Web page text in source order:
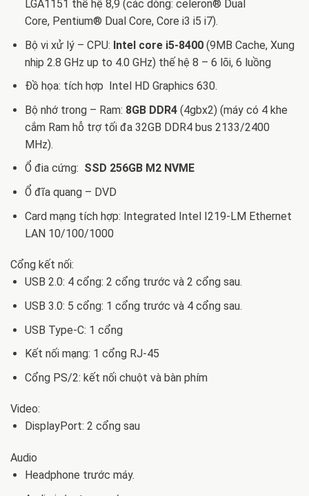
LGA1151 thế hệ 8,9 (các dòng: celeron® Dual
Core, Pentium® Dual Core, Core i3 i5 i7).
Bộ vi xử lý – CPU: Intel core i5-8400 (9MB Cache, Xung
nhịp 2.8 GHz up to 4.0 GHz) thế hệ 8 – 6 lõi, 6 luồng
Đồ họa: tích hợp Intel HD Graphics 630.
Bộ nhớ trong – Ram: 8GB DDR4 (4gbx2) (máy có 4 khe
cắm Ram hỗ trợ tối đa 32GB DDR4 bus 2133/2400
MHz).
Ổ đia cứng: SSD 256GB M2 NVME
Ổ đĩa quang – DVD
Card mạng tích hợp: Integrated Intel I219-LM Ethernet
LAN 10/100/1000
Cổng kết nối:
USB 2.0: 4 cổng: 2 cổng trước và 2 cổng sau.
USB 3.0: 5 cổng: 1 cổng trước và 4 cổng sau.
USB Type-C: 1 cổng
Kết nối mạng: 1 cổng RJ-45
Cổng PS/2: kết nối chuột và bàn phím
Video:
DisplayPort: 2 cổng sau
Audio
Headphone trước máy.